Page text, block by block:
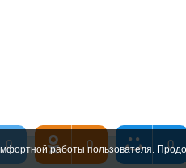
0 0 0
работы пользователя.